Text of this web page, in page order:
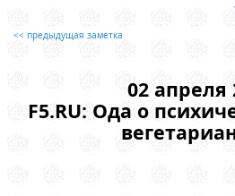
<< предыдущая заметка
02 апреля
F5.RU: Ода о